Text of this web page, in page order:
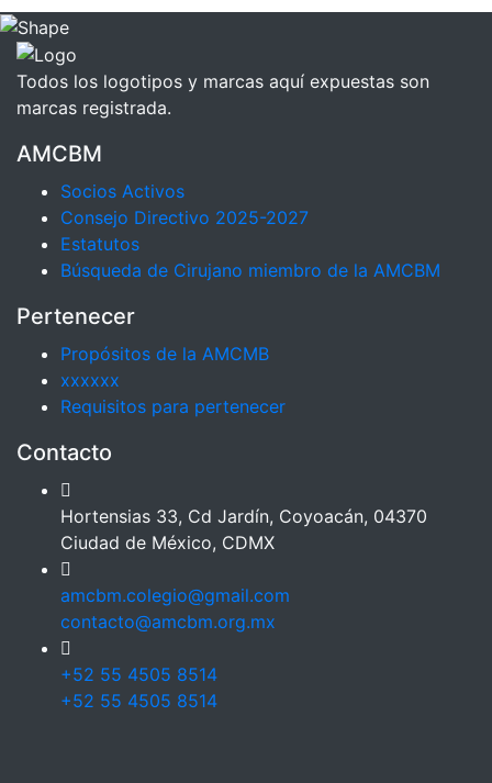
Todos los logotipos y marcas aquí expuestas son
marcas registrada.
AMCBM
Socios Activos
Consejo Directivo 2025-2027
Estatutos
Búsqueda de Cirujano miembro de la AMCBM
Pertenecer
Propósitos de la AMCMB
xxxxxx
Requisitos para pertenecer
Contacto
Hortensias 33, Cd Jardín, Coyoacán, 04370
Ciudad de México, CDMX
amcbm.colegio@gmail.com
contacto@amcbm.org.mx
+52 55 4505 8514
+52 55 4505 8514